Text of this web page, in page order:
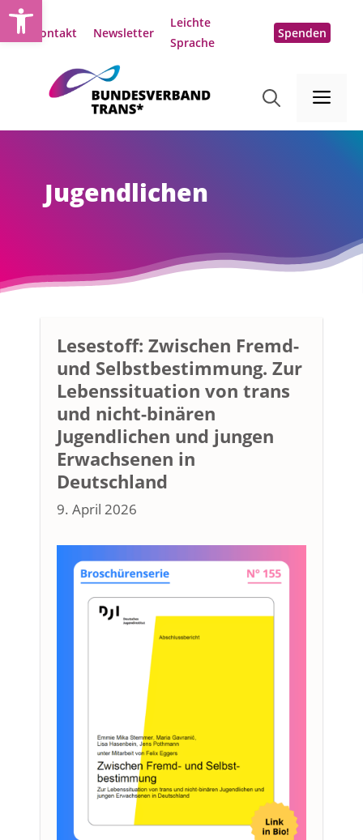
Zum
Inhalt
Kontakt Newsletter
Leichte
Sprache
Spenden
Jugendlichen
Lesestoff: Zwischen Fremd-
und Selbstbestimmung. Zur
Lebenssituation von trans
und nicht-binären
Jugendlichen und jungen
Erwachsenen in
Deutschland
9. April 2026